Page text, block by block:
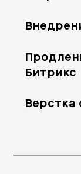
Битрикс
Верстка